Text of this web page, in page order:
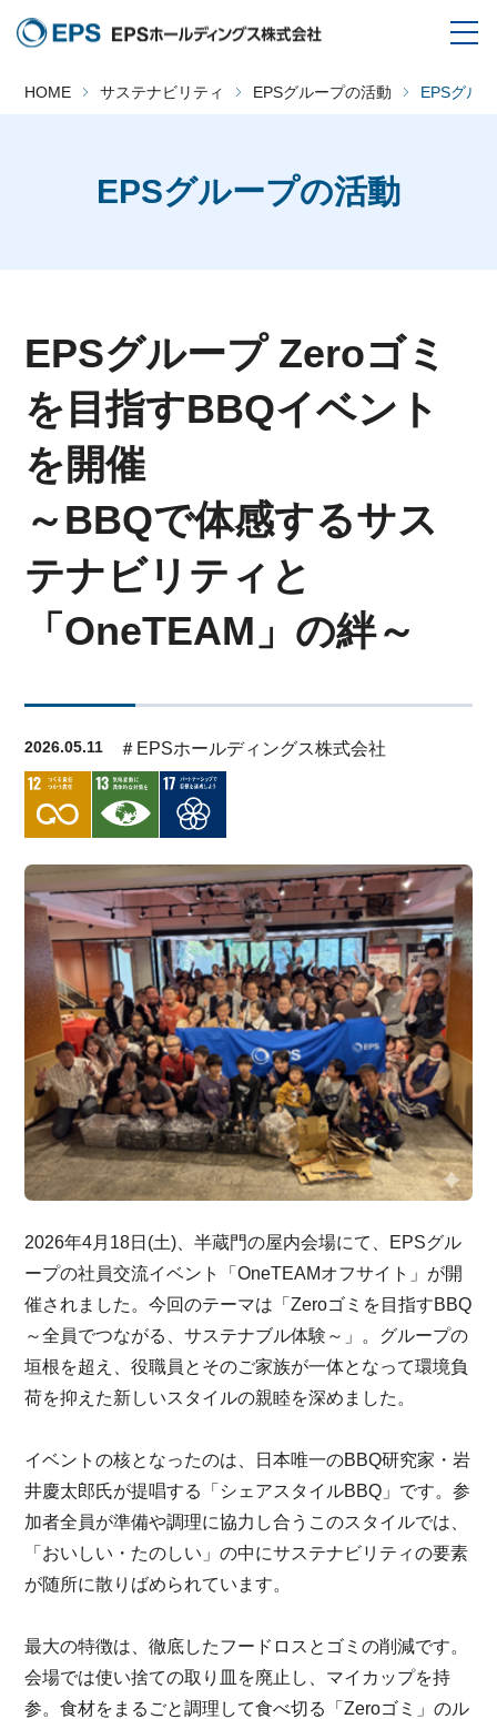
HOME サステナビリティ EPSグループの活動 EPSグル
EPSグループの活動
EPSグループ Zeroゴミ
を目指すBBQイベント
を開催
～BBQで体感するサス
テナビリティと
「OneTEAM」の絆～
2026.05.11 ＃EPSホールディングス株式会社
2026年4月18日(土)、半蔵門の屋内会場にて、EPSグル
ープの社員交流イベント「OneTEAMオフサイト」が開
催されました。今回のテーマは「Zeroゴミを目指すBBQ
～全員でつながる、サステナブル体験～」。グループの
垣根を超え、役職員とそのご家族が一体となって環境負
荷を抑えた新しいスタイルの親睦を深めました。
イベントの核となったのは、日本唯一のBBQ研究家・岩
井慶太郎氏が提唱する「シェアスタイルBBQ」です。参
加者全員が準備や調理に協力し合うこのスタイルでは、
「おいしい・たのしい」の中にサステナビリティの要素
が随所に散りばめられています。
最大の特徴は、徹底したフードロスとゴミの削減です。
会場では使い捨ての取り皿を廃止し、マイカップを持
参。食材をまるごと調理して食べ切る「Zeroゴミ」のル